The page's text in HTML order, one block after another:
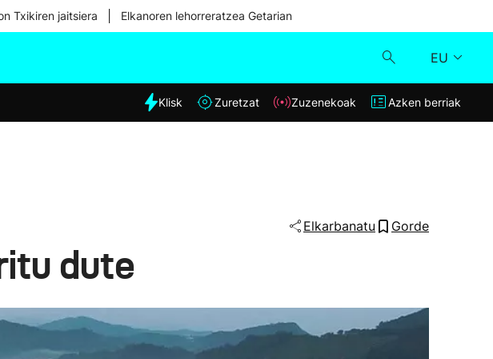
Txikiren jaitsiera Elkanoren lehorreratzea Getarian
EU
Eguraldia
Klisk
Klisk Zuretzat Zuzenekoak Azken berriak
Elkarbanatu Gorde
dute